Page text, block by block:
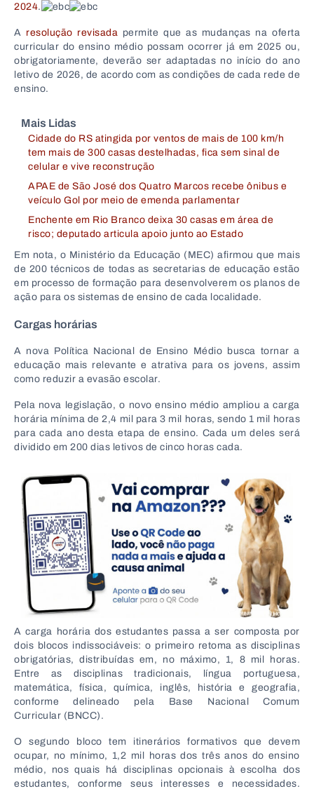
2024.
A resolução revisada permite que as mudanças na oferta
curricular do ensino médio possam ocorrer já em 2025 ou,
obrigatoriamente, deverão ser adaptadas no início do ano
letivo de 2026, de acordo com as condições de cada rede de
ensino.
Mais Lidas
Cidade do RS atingida por ventos de mais de 100 km/h
tem mais de 300 casas destelhadas, fica sem sinal de
celular e vive reconstrução
APAE de São José dos Quatro Marcos recebe ônibus e
veículo Gol por meio de emenda parlamentar
Enchente em Rio Branco deixa 30 casas em área de
risco; deputado articula apoio junto ao Estado
Em nota, o Ministério da Educação (MEC) afirmou que mais
de 200 técnicos de todas as secretarias de educação estão
em processo de formação para desenvolverem os planos de
ação para os sistemas de ensino de cada localidade.
Cargas horárias
A nova Política Nacional de Ensino Médio busca tornar a
educação mais relevante e atrativa para os jovens, assim
como reduzir a evasão escolar.
Pela nova legislação, o novo ensino médio ampliou a carga
horária mínima de 2,4 mil para 3 mil horas, sendo 1 mil horas
para cada ano desta etapa de ensino. Cada um deles será
dividido em 200 dias letivos de cinco horas cada.
A carga horária dos estudantes passa a ser composta por
dois blocos indissociáveis: o primeiro retoma as disciplinas
obrigatórias, distribuídas em, no máximo, 1, 8 mil horas.
Entre as disciplinas tradicionais, língua portuguesa,
matemática, física, química, inglês, história e geografia,
conforme delineado pela Base Nacional Comum
Curricular (BNCC).
O segundo bloco tem itinerários formativos que devem
ocupar, no mínimo, 1,2 mil horas dos três anos do ensino
médio, nos quais há disciplinas opcionais à escolha dos
estudantes, conforme seus interesses e necessidades.